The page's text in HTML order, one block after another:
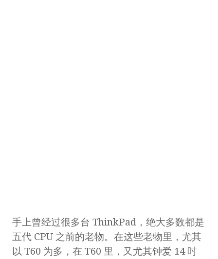
手上曾经过很多台 ThinkPad，绝大多数都是
五代 CPU 之前的老物。在这些老物里，尤其
以 T60 为多，在 T60 里，又尤其钟爱 14 吋